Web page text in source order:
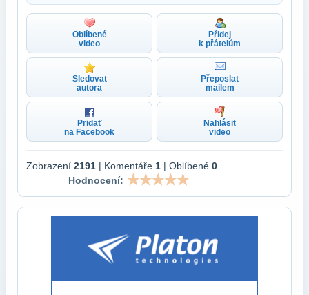
Oblíbené
video
Přidej
k přátelům
Sledovat
autora
Přeposlat
mailem
Pridať
na Facebook
Nahlásit
video
Zobrazení 2191 | Komentáře 1 | Oblíbené 0
Hodnocení: